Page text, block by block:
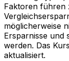
Faktoren führen
möglicherweise
Ersparnisse und
werden. Das
aktualisiert.